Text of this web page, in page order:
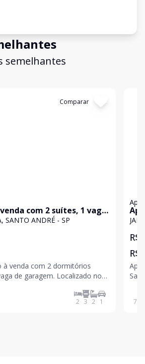
semelhantes
Comparar
com 2 suítes, 1 vaga
Santo André
SANTO ANDRÉ - SP
à venda com 2 dormitórios
Localizado no
Portugal, restaurante Coco
2 3 2 1
R$
R$
76